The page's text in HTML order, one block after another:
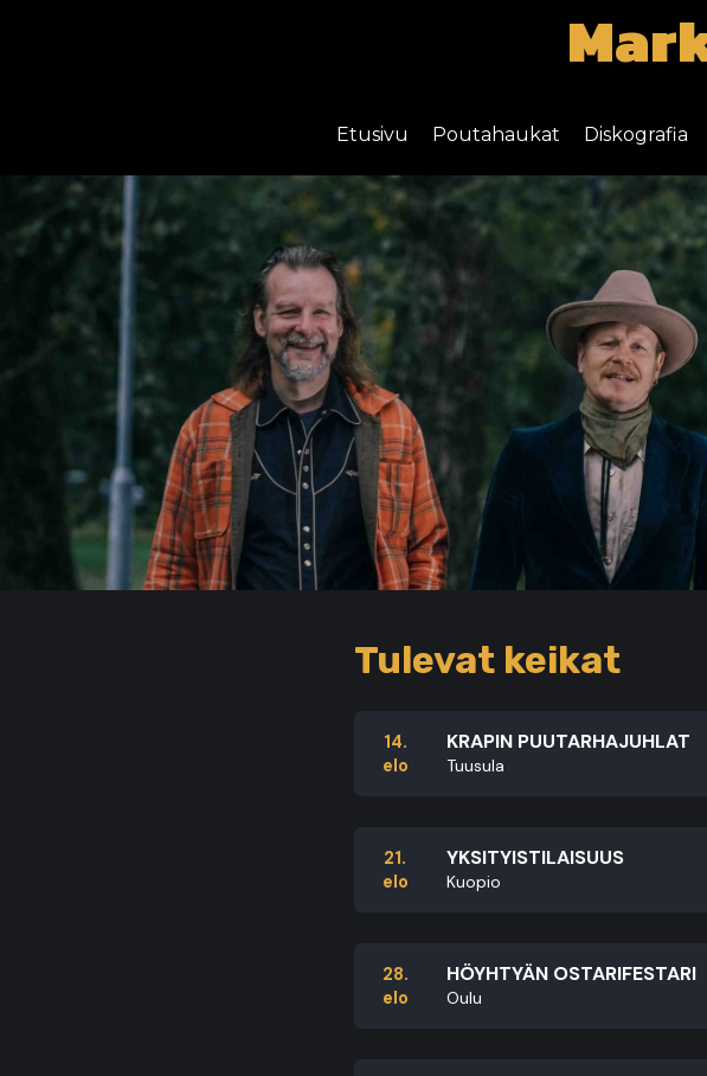
Etusivu Poutahaukat Diskografia
Tulevat keikat
14.
elo
KRAPIN PUUTARHAJUHLAT
Tuusula
21.
elo
YKSITYISTILAISUUS
Kuopio
28.
elo
HÖYHTYÄN OSTARIFESTARI
Oulu